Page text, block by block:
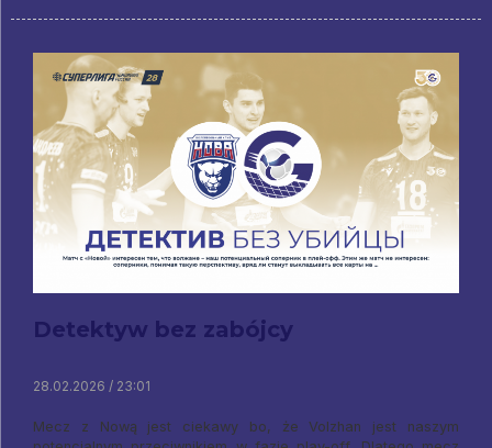
Detektyw bez zabójcy
28.02.2026 / 23:01
Mecz z Nową jest ciekawy bo, że Volzhan jest naszym